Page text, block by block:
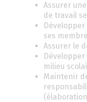
Assurer
de travail
ses
Assurer le
milieu
Maintenir